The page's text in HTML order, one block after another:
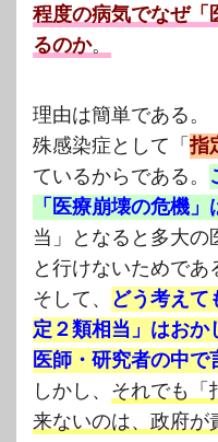
程度の病気でなぜ「
るのか。
理由は簡単である。
殊感染症として「指
ているからである。
「医療崩壊の危機
当」となると多大の
と行けないためであ
そして、 どう考えて
定２類相当」はおか
医師・研究者の中で
しかし、 それでも「
来ないのは、政府が